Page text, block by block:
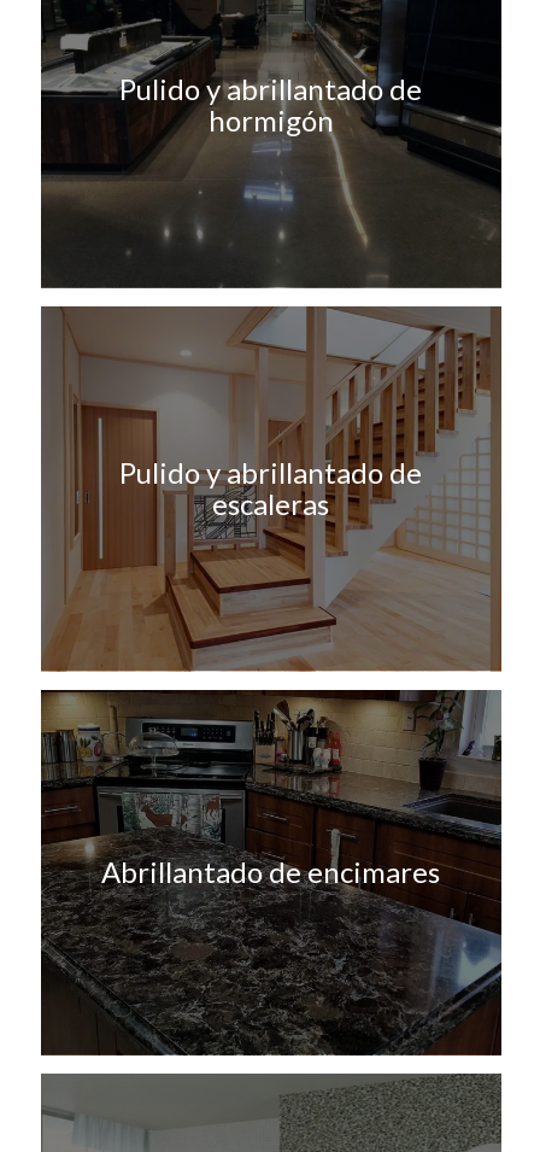
Pulido y abrillantado de
hormigón
Pulido y abrillantado de
escaleras
Abrillantado de encimares